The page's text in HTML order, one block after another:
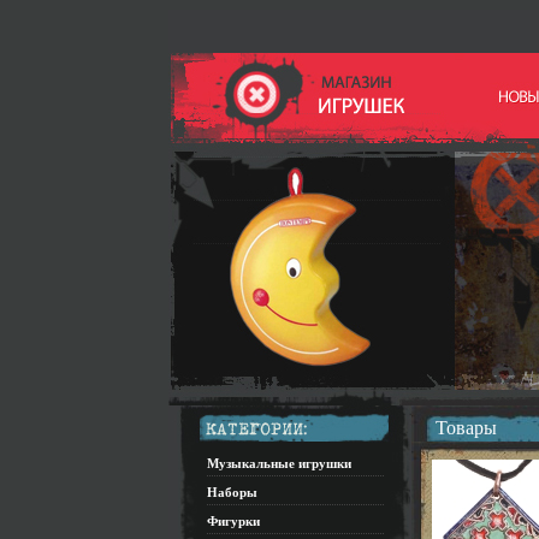
Музыкальные игрушки
Наборы
Фигурки
Товары